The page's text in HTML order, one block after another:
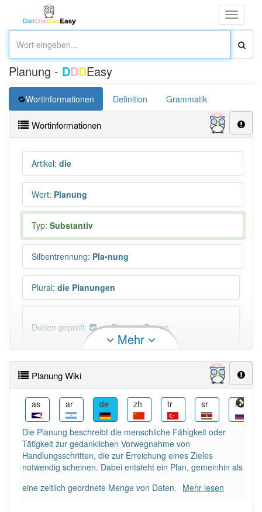
Toggle
Planung - DDDEasy
Wortinformationen Definition Grammatik
Wortinformationen
Artikel: die
Wort: Planung
Typ: Substantiv
Silbentrennung: Pla•nung
Plural: die Planungen
Duden geprüft: Planung Duden
×
Wörter, die mit "-ung" enden, haben fast immer
Artikel:die.
DER: 127 Ausnahmen Beispiele
DIE:11 043
Beispiele
Mehr
Planung Wiki
as ar de zh tr sr ru
Die Planung beschreibt die menschliche Fähigkeit oder
Tätigkeit zur gedanklichen Vorwegnahme von
Handlungsschritten, die zur Erreichung eines Zieles
notwendig scheinen. Dabei entsteht ein Plan, gemeinhin als
eine zeitlich geordnete Menge von Daten. Mehr lesen